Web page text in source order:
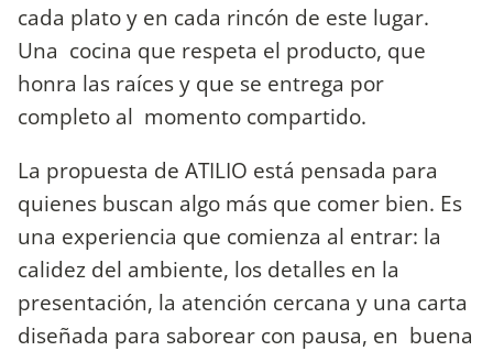
cada plato y en cada rincón de este lugar.
Una cocina que respeta el producto, que
honra las raíces y que se entrega por
completo al momento compartido.
La propuesta de ATILIO está pensada para
quienes buscan algo más que comer bien. Es
una experiencia que comienza al entrar: la
calidez del ambiente, los detalles en la
presentación, la atención cercana y una carta
diseñada para saborear con pausa, en buena